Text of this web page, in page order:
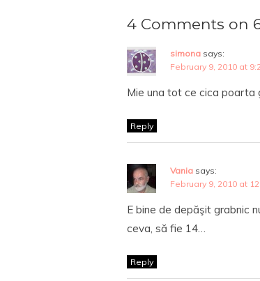
4 Comments on
simona says:
February 9, 2010 at
Mie una tot ce cica poarta
Reply
Vania says:
February 9, 2010 at
E bine de depăşit grabnic
ceva, să fie 14…
Reply